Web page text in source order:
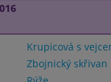
Krupicová s
Zbojnický skřivan